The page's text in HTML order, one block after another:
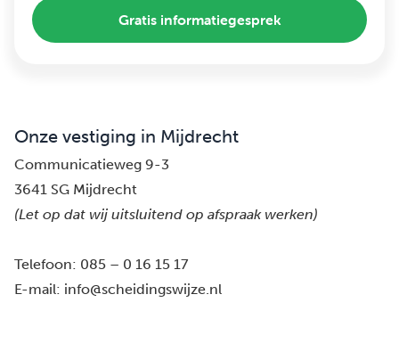
Gratis informatiegesprek
Onze vestiging in Mijdrecht
Communicatieweg 9-3
3641 SG Mijdrecht
(Let op dat wij uitsluitend op afspraak werken)
Telefoon: 085 – 0 16 15 17
E-mail: info@scheidingswijze.nl